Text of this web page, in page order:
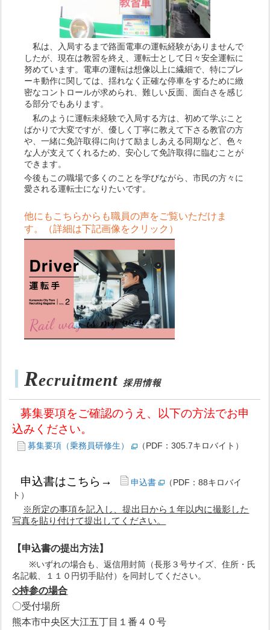
私は、入局するまで路面電車の運転経験がありませんで
したが、現在は教習を終え、運転士として日々安全運転に
努めています。電車の運転は想像以上に繊細で、特にブレ
ーキ動作に関しては、揺れなく正確な停車をするために緻
密なコントロールが求められ、難しい反面、面白さを感じ
る部分でもあります。
私のように運転未経験で入局する方は、初めて学ぶこと
ばかりで大変ですが、優しく丁寧に教えて下さる教官の方
や、一緒に免許取得に向けて励ましあえる同期など、色々
な人が支えてくれるため、安心して免許取得に臨むことが
できます。
今後もこの職場で多くのことを学びながら、市民の方々に
愛される運転士になりたいです。
他にもこちらからも職員の声をご覧いただけま
す。（詳細は下記画像をクリック）
Recruitment 採用情報
募集要項をご確認のうえ、以下の方法でお申
込みください。
募集要項（乗務員研修生） （PDF：305.7キロバイト）
申込書はこちら→ 申込書
（PDF：88キロバイ
ト）
※所定の事項を記入し、提出日から１年以内に撮影した
写真を貼り付けて提出してください。
【申込書の提出方法】
※いずれの場合も、返信用封筒（長形３号サイズ、住所・氏
名記載、１１０円切手貼付）を同封してください。
◇持参の場合
〇受付場所
熊本市中央区大江五丁目１番４０号